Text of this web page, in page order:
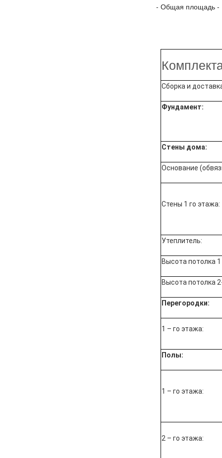
- Общая
Сборка и
Фундамент:
Стены дома:
Основание
Стены 1 го этажа:
Утеплитель:
Высота потолка
Высота потолка
Перегородки:
1 – го этажа:
Полы:
1 – го этажа:
2 – го этажа: